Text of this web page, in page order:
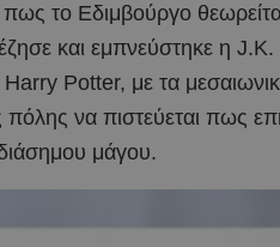
το Εδιμβούργο
και εμπνεύστηκε η
Potter, με τα
πόλης να πιστεύεται πως
μάγου.